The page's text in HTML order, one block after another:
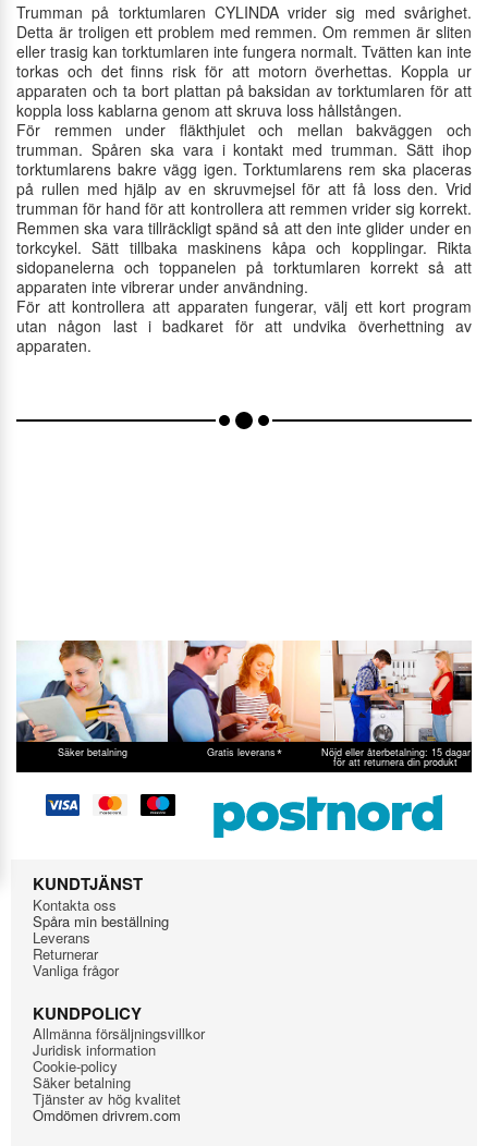
Trumman på torktumlaren CYLINDA vrider sig med svårighet.
Detta är troligen ett problem med remmen. Om remmen är sliten
eller trasig kan torktumlaren inte fungera normalt. Tvätten kan inte
torkas och det finns risk för att motorn överhettas. Koppla ur
apparaten och ta bort plattan på baksidan av torktumlaren för att
koppla loss kablarna genom att skruva loss hållstången.
För remmen under fläkthjulet och mellan bakväggen och
trumman. Spåren ska vara i kontakt med trumman. Sätt ihop
torktumlarens bakre vägg igen. Torktumlarens rem ska placeras
på rullen med hjälp av en skruvmejsel för att få loss den. Vrid
trumman för hand för att kontrollera att remmen vrider sig korrekt.
Remmen ska vara tillräckligt spänd så att den inte glider under en
torkcykel. Sätt tillbaka maskinens kåpa och kopplingar. Rikta
sidopanelerna och toppanelen på torktumlaren korrekt så att
apparaten inte vibrerar under användning.
För att kontrollera att apparaten fungerar, välj ett kort program
utan någon last i badkaret för att undvika överhettning av
apparaten.
Säker betalning Gratis leverans* Nöjd eller återbetalning: 15 dagar
för att returnera din produkt
KUNDTJÄNST
Kontakta oss
Spåra min beställning
Leverans
Returnerar
Vanliga frågor
KUNDPOLICY
Allmänna försäljningsvillkor
Juridisk information
Cookie-policy
Säker betalning
Tjänster av hög kvalitet
Omdömen drivrem.com